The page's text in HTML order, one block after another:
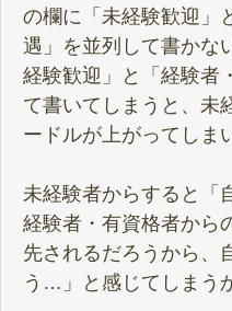
の欄に「未経験歓迎」
遇」を並列して書かな
経験歓迎」と「経験者
て書いてしまうと、未
ードルが上がってしま
未経験者からすると「
経験者・有資格者から
先されるだろうから、
う…」と感じてしまう